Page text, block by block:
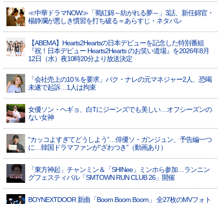
≪中華ドラマNOW≫「蜀紅錦～紡がれる夢～」3話、新任錦官・
楊静瀾が悪しき慣習を打ち破る＝あらすじ・ネタバレ
【ABEMA】Hearts2Heartsの日本デビューを記念した特別番組
『祝！日本デビュー Hearts2Hearts のお笑い道場』を2026年8月
12日（水）夜10時20分より放送決定
「会社売上の10％を要求」パク・ナレの元マネジャー2人、恐喝
未遂で起訴…1人は拘束
女優ソン・ヘギョ、白Tにジーンズでも美しい…オフシーズンの
ない女神
“カッコよすぎてどうしよう”…俳優ソ・ガンジュン、予告編一つ
に…韓国ドラマファンが“ざわつき”（動画あり）
「東方神起」チャンミン＆「SHINee」ミンホら参加…ランニン
グフェスティバル「SMTOWN RUN CLUB 26」開催
BOYNEXTDOOR 新曲「Boom Boom Boom」 全27枚のMVフォト